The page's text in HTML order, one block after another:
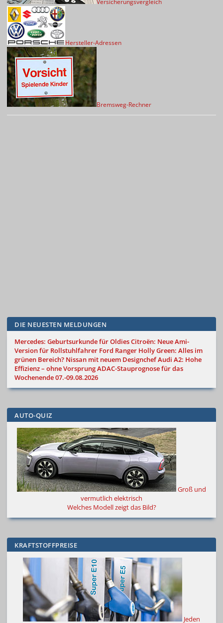
Versicherungsvergleich
Hersteller-Adressen
Bremsweg-Rechner
DIE NEUESTEN MELDUNGEN
Mercedes: Geburtsurkunde für OldiesCitroën: Neue Ami-
Version für Rollstuhlfahrer Ford Ranger Holly Green: Alles im
grünen Bereich? Nissan mit neuem DesignchefAudi A2: Hohe
Effizienz – ohne VorsprungADAC-Stauprognose für das
Wochenende 07.-09.08.2026
AUTO-QUIZ
Groß und
vermutlich elektrisch
Welches Modell zeigt das Bild?
KRAFTSTOFFPREISE
Jeden